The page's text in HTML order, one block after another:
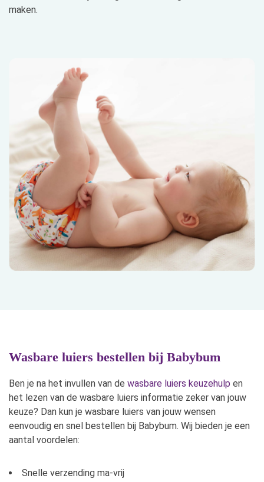
maken.
Wasbare luiers bestellen bij Babybum
Ben je na het invullen van de wasbare luiers keuzehulp en
het lezen van de wasbare luiers informatie zeker van jouw
keuze? Dan kun je wasbare luiers van jouw wensen
eenvoudig en snel bestellen bij Babybum. Wij bieden je een
aantal voordelen:
Snelle verzending ma-vrij